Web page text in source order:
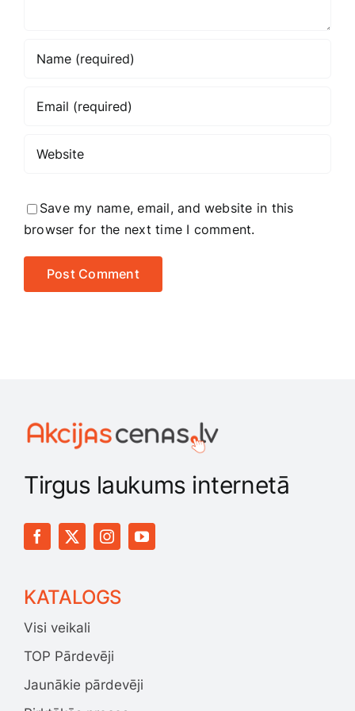
Save my name, email, and website in this
browser for the next time I comment.
Tirgus laukums internetā
KATALOGS
Visi veikali
TOP Pārdevēji
Jaunākie pārdevēji